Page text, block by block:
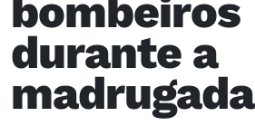
bombeiros
durante a
madrugada